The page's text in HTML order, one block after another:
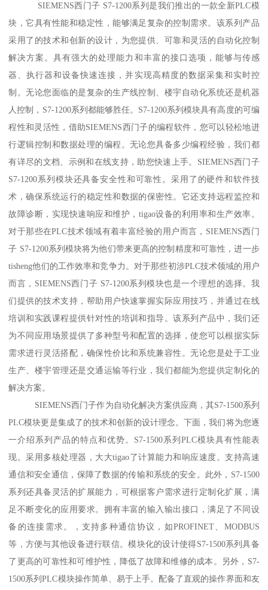
SIEMENS西门子 S7-1200系列是我们推出的一款全新PLC模
块，它具有性能和稳定性，能够满足复杂的控制需求。该系列产品
采用了的技术和创新的设计，为您提供、可靠和灵活的自动化控制
解决方案。具有强大的处理能力和丰富的接口选项，能够与传感
器、执行器和设备快速连接，并实现高精度的数据采集和实时控
制。无论您面临的是复杂的生产线控制、楼宇自动化系统还是机器
人控制，S7-1200系列都能够胜任。S7-1200系列模块具有高度的可编
程性和灵活性，借助SIEMENS西门子的编程软件，您可以轻松地进
行逻辑控制和数据处理的编程。无论您具备多少编程经验，我们都
有详尽的文档、示例和在线支持，助您快速上手。SIEMENS西门子
S7-1200系列模块还具备安全性和可靠性。采用了的硬件和软件技
术，确保系统运行的稳定性和数据的保密性。它还支持远程监控和
故障诊断，实现快速响应和维护，tigao设备的利用率和生产效率。
对于那些在PLC技术领域有着丰富经验的用户而言，SIEMENS西门
子 S7-1200系列模块将为他们带来更高的控制精度和可靠性，进一步
tisheng他们的工作效率和竞争力。对于那些初涉PLC技术领域的用户
而言，SIEMENS西门子 S7-1200系列模块也是一个理想的选择。我
们提供的技术支持，帮助用户快速掌握实际应用技巧，并通过在线
培训和实践课程提供针对性的培训和指导。该系列产品中，我们还
为不同应用场景提供了多种型号和配置的选择，使您可以根据实际
需求进行灵活搭配，确保性价比和系统兼容性。无论您是处于工业
生产、楼宇管理还是交通运输等行业，我们都能为您提供定制化的
解决方案。
SIEMENS西门子作为自动化解决方案供应商，其S7-1500系列
PLC模块更是集成了的技术和创新的设计理念。下面，我们将为您逐
一介绍系列产品的特点和优势。S7-1500系列PLC模块具有性能表
现。采用多核处理器，大大tigao了计算能力和响应速度。支持高速
通信和安全通信，保障了数据的传输和系统的安全。此外，S7-1500
系列还具备灵活的扩展能力，可根据客户需求进行定制化扩展，满
足不断变化的应用要求。拥有丰富的输入输出接口，满足了不同设
备的连接需求。，支持多种通信协议，如PROFINET、MODBUS
等，方便与其他设备进行联信。模块化的设计使得S7-1500系列具备
了更高的可靠性和可维护性，降低了故障和维修的成本。另外，S7-
1500系列PLC模块操作简单、易于上手。配备了直观的操作界面和友